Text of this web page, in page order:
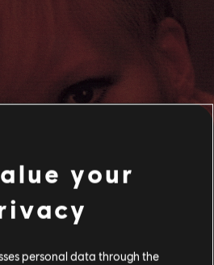
your
personal data through the